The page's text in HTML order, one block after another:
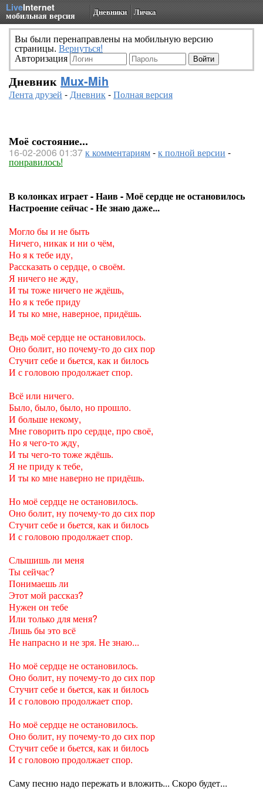
LiveInternet
мобильная версия Дневники Личка
Вы были перенаправлены на мобильную версию
страницы. Вернуться!
Авторизация
Дневник Mux-Mih
Лента друзей -Дневник-Полная версия
Моё состояние...
16-02-2006 01:37к комментариям-к полной версии -
понравилось!
В колонках играет - Наив - Моё сердце не остановилось
Настроение сейчас - Не знаю даже...
Могло бы и не быть
Ничего, никак и ни о чём,
Но я к тебе иду,
Рассказать о сердце, о своём.
Я ничего не жду,
И ты тоже ничего не ждёшь,
Но я к тебе приду
И ты ко мне, наверное, придёшь.
Ведь моё сердце не остановилось.
Оно болит, но почему-то до сих пор
Стучит себе и бьется, как и билось
И с головою продолжает спор.
Всё или ничего.
Было, было, было, но прошло.
И больше некому,
Мне говорить про сердце, про своё,
Но я чего-то жду,
И ты чего-то тоже ждёшь.
Я не приду к тебе,
И ты ко мне наверно не придёшь.
Но моё сердце не остановилось.
Оно болит, ну почему-то до сих пор
Стучит себе и бьется, как и билось
И с головою продолжает спор.
Слышишь ли меня
Ты сейчас?
Понимаешь ли
Этот мой рассказ?
Нужен он тебе
Или только для меня?
Лишь бы это всё
Не напрасно и не зря. Не знаю...
Но моё сердце не остановилось.
Оно болит, ну почему-то до сих пор
Стучит себе и бьется, как и билось
И с головою продолжает спор.
Но моё сердце не остановилось.
Оно болит, ну почему-то до сих пор
Стучит себе и бьется, как и билось
И с головою продолжает спор.
Саму песню надо пережать и вложить... Скоро будет...